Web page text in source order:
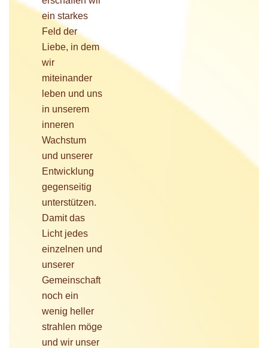
ein starkes
Feld der
Liebe, in dem
wir
miteinander
leben und uns
in unserem
inneren
Wachstum
und unserer
Entwicklung
gegenseitig
unterstützen.
Damit das
Licht jedes
einzelnen und
unserer
Gemeinschaft
noch ein
wenig heller
strahlen möge
und wir unser